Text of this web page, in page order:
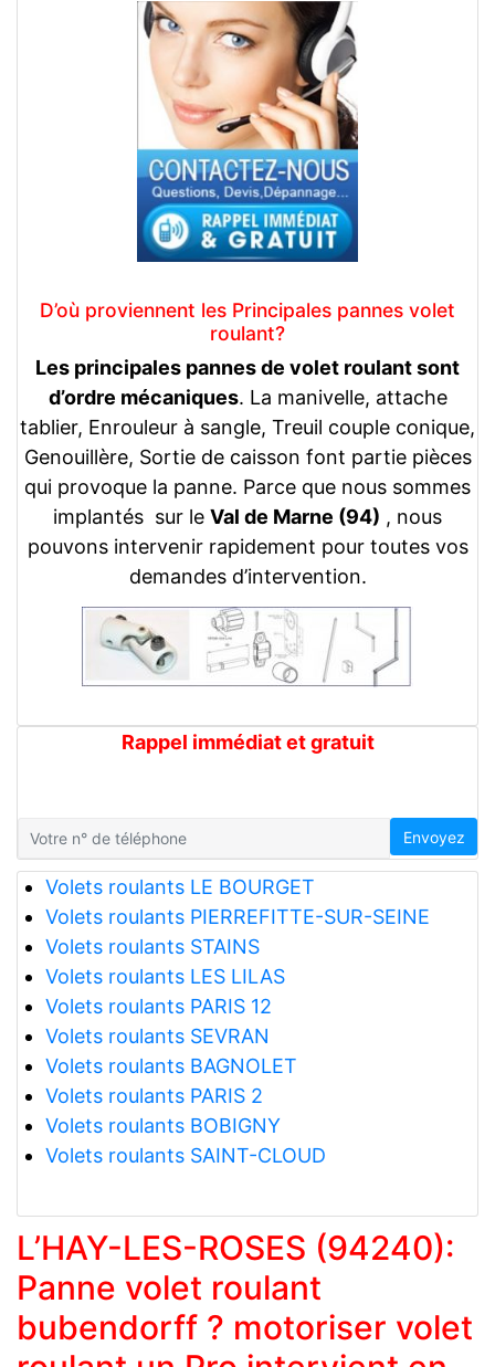
D’où proviennent les Principales pannes volet
roulant?
Les principales pannes de volet roulant sont
d’ordre mécaniques. La manivelle, attache
tablier, Enrouleur à sangle, Treuil couple conique,
Genouillère, Sortie de caisson font partie pièces
qui provoque la panne. Parce que nous sommes
implantés sur le Val de Marne (94) , nous
pouvons intervenir rapidement pour toutes vos
demandes d’intervention.
Rappel immédiat et gratuit
Envoyez
Volets roulants LE BOURGET
Volets roulants PIERREFITTE-SUR-SEINE
Volets roulants STAINS
Volets roulants LES LILAS
Volets roulants PARIS 12
Volets roulants SEVRAN
Volets roulants BAGNOLET
Volets roulants PARIS 2
Volets roulants BOBIGNY
Volets roulants SAINT-CLOUD
L’HAY-LES-ROSES (94240):
Panne volet roulant
bubendorff ? motoriser volet